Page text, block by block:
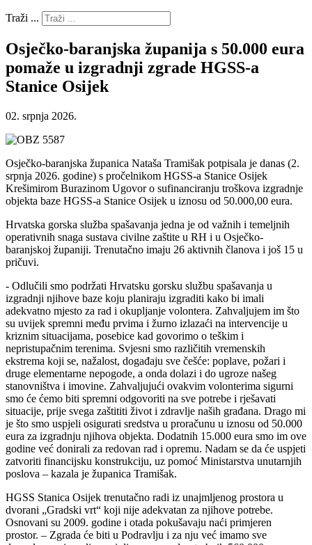
Traži ...
Osječko-baranjska županija s 50.000 eura
pomaže u izgradnji zgrade HGSS-a
Stanice Osijek
02. srpnja 2026.
Osječko-baranjska županica Nataša Tramišak potpisala je danas (2.
srpnja 2026. godine) s pročelnikom HGSS-a Stanice Osijek
Krešimirom Burazinom Ugovor o sufinanciranju troškova izgradnje
objekta baze HGSS-a Stanice Osijek u iznosu od 50.000,00 eura.
Hrvatska gorska služba spašavanja jedna je od važnih i temeljnih
operativnih snaga sustava civilne zaštite u RH i u Osječko-
baranjskoj županiji. Trenutačno imaju 26 aktivnih članova i još 15 u
pričuvi.
- Odlučili smo podržati Hrvatsku gorsku službu spašavanja u
izgradnji njihove baze koju planiraju izgraditi kako bi imali
adekvatno mjesto za rad i okupljanje volontera. Zahvaljujem im što
su uvijek spremni među prvima i žurno izlazaći na intervencije u
kriznim situacijama, posebice kad govorimo o teškim i
nepristupačnim terenima. Svjesni smo različitih vremenskih
ekstrema koji se, nažalost, događaju sve češće: poplave, požari i
druge elementarne nepogode, a onda dolazi i do ugroze našeg
stanovništva i imovine. Zahvaljujući ovakvim volonterima sigurni
smo će ćemo biti spremni odgovoriti na sve potrebe i rješavati
situacije, prije svega zaštititi život i zdravlje naših građana. Drago mi
je što smo uspjeli osigurati sredstva u proračunu u iznosu od 50.000
eura za izgradnju njihova objekta. Dodatnih 15.000 eura smo im ove
godine već donirali za redovan rad i opremu. Nadam se da će uspjeti
zatvoriti financijsku konstrukciju, uz pomoć Ministarstva unutarnjih
poslova – kazala je županica Tramišak.
HGSS Stanica Osijek trenutačno radi iz unajmljenog prostora u
dvorani „Gradski vrt“ koji nije adekvatan za njihove potrebe.
Osnovani su 2009. godine i otada pokušavaju naći primjeren
prostor. – Zgrada će biti u Podravlju i za nju već imamo sve